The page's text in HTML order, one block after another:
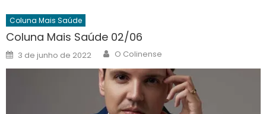
Coluna Mais Saúde
Coluna Mais Saúde 02/06
Posted
on
3 de junho de 2022 Author
O Colinense